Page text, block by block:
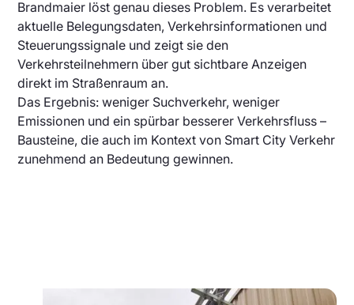
Brandmaier löst genau dieses Problem. Es verarbeitet
aktuelle Belegungsdaten, Verkehrsinformationen und
Steuerungssignale und zeigt sie den
Verkehrsteilnehmern über gut sichtbare Anzeigen
direkt im Straßenraum an.
Das Ergebnis: weniger Suchverkehr, weniger
Emissionen und ein spürbar besserer Verkehrsfluss –
Bausteine, die auch im Kontext von Smart City Verkehr
zunehmend an Bedeutung gewinnen.